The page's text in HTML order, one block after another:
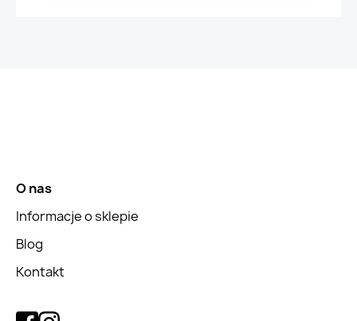
O nas
Informacje o sklepie
Blog
Kontakt